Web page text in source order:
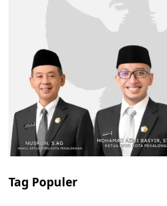
Tag Populer